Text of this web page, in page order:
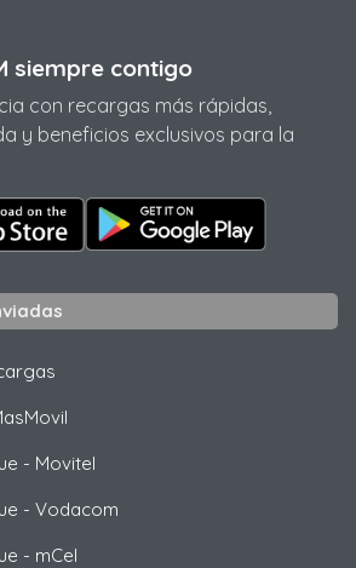
siempre contigo
con recargas más rápidas,
y beneficios exclusivos para la
- Movitel
- Vodacom
- mCel